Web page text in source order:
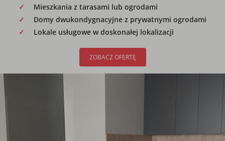
Mieszkania z tarasami lub ogrodami
Domy dwukondygnacyjne z prywatnymi ogrodami
Lokale usługowe w doskonałej lokalizacji
ZOBACZ OFERTĘ